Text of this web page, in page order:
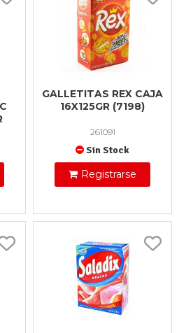
GALLETITAS REX CAJA
16X125GR (7198)
261091
Sin Stock
Registrarse